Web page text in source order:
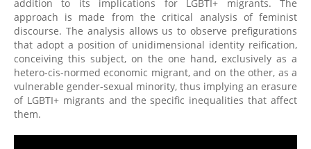
addition to its implications for LGBTI+ migrants. The
approach is made from the critical analysis of feminist
discourse. The analysis allows us to observe prefigurations
that adopt a position of unidimensional identity reification,
conceiving this subject, on the one hand, exclusively as a
hetero-cis-normed economic migrant, and on the other, as a
vulnerable gender-sexual minority, thus implying an erasure
of LGBTI+ migrants and the specific inequalities that affect
them.